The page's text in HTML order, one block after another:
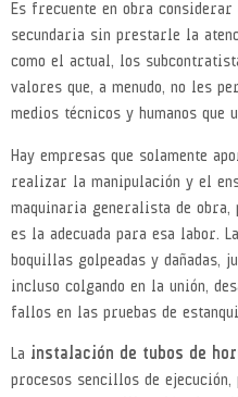
Es frecuente en obra considerar
secundaria sin prestarle la
como el actual, los
valores que, a menudo, no les
medios técnicos y humanos que
Hay empresas que solamente
realizar la manipulación y el
maquinaria generalista de obra,
es la adecuada para esa labor.
boquillas golpeadas y dañadas,
incluso colgando en la unión,
fallos en las pruebas de
La instalación de tubos de
procesos sencillos de